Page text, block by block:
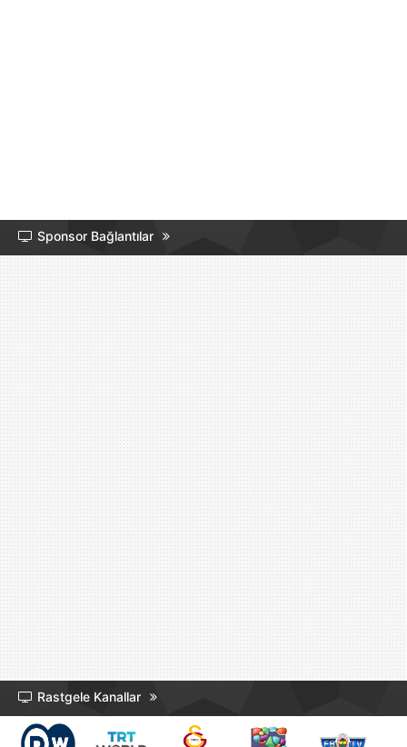
Sponsor Bağlantılar
Rastgele Kanallar